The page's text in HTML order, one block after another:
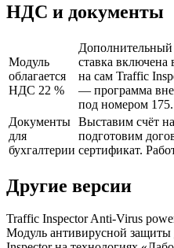
НДС и документы
Модуль
облагается
НДС 22 %
ставка
на сам Traffic
— программа
под номером 175.
Документы
для
бухгалтерии
Выставим счёт
подготовим
сертификат.
Другие версии
Traffic Inspector Anti-Virus
Модуль антивирусной защиты